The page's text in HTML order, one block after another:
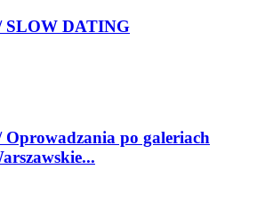
DATING
po galeriach